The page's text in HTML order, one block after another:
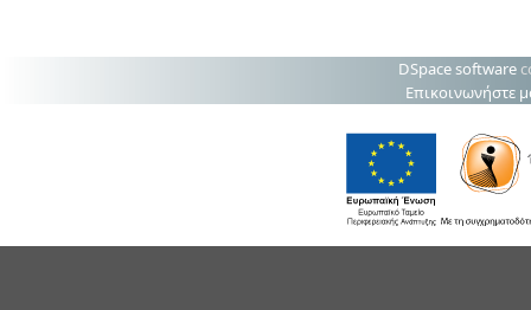
DSpace software
Επικοινωνήστε